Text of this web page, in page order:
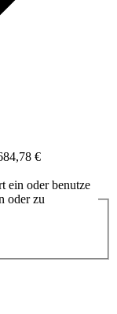
€
ein oder benutze
oder zu